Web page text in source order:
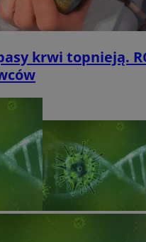
krwi topnieją.